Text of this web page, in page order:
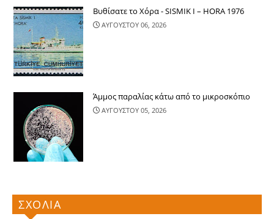
Βυθίσατε το Χόρα - SISMIK I – HORA 1976
ΑΥΓΟΥΣΤΟΥ 06, 2026
Άμμος παραλίας κάτω από το μικροσκόπιο
ΑΥΓΟΥΣΤΟΥ 05, 2026
ΣΧΟΛΙΑ